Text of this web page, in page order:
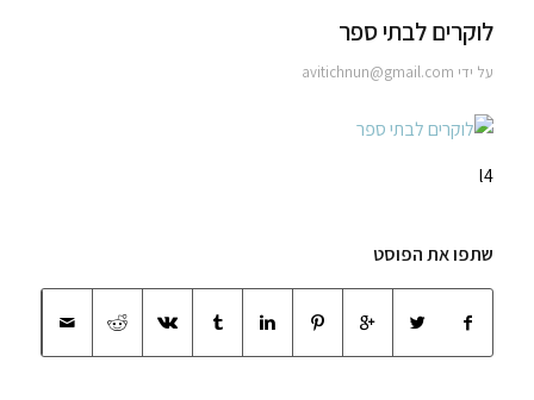
לוקרים לבתי ספר
על ידי avitichnun@gmail.com
l4
שתפו את הפוסט